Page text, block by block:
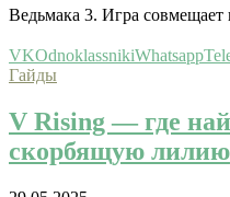
Ведьмака 3. Игра
VKOdnoklassnikiWhatsapp
Гайды
V Rising — где
скорбящую лилию